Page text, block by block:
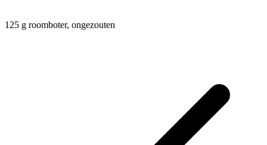
125 g roomboter, ongezouten